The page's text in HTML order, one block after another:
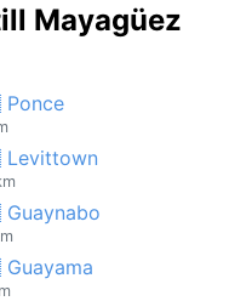
Mayagüez